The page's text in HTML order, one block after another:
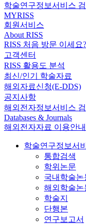
학술연구정보서비스
MYRISS
회원서비스
About RISS
RISS 처음 방문 이세요?
고객센터
RISS 활용도 분석
최신/인기 학술자료
해외자료신청(E-DDS)
공지사항
해외전자정보서비스
Databases & Journals
해외전자자료 이용안내
학술연구정보서
통합검색
학위논문
국내학술논
해외학술논
학술지
단행본
연구보고서